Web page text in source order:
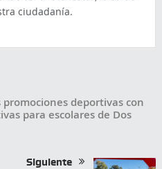
ciudadanía.
promociones deportivas con
para escolares de Dos
Siguiente